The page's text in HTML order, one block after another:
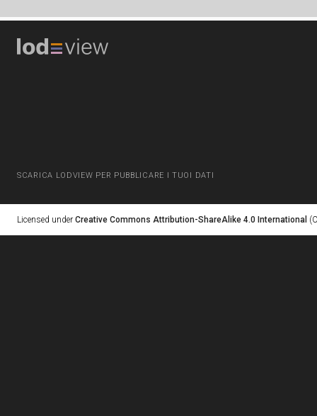
SCARICA LODVIEW PER PUBBLICARE I TUOI DATI
Licensed under Creative Commons Attribution-ShareAlike 4.0 International